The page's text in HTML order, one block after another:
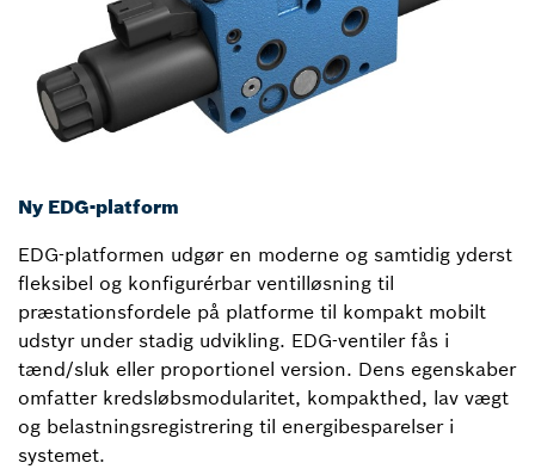
Ny EDG-platform
EDG-platformen udgør en moderne og samtidig yderst
fleksibel og konfigurérbar ventilløsning til
præstationsfordele på platforme til kompakt mobilt
udstyr under stadig udvikling. EDG-ventiler fås i
tænd/sluk eller proportionel version. Dens egenskaber
omfatter kredsløbsmodularitet, kompakthed, lav vægt
og belastningsregistrering til energibesparelser i
systemet.